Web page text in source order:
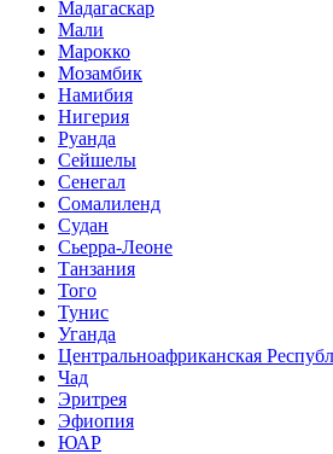
Мадагаскар
Мали
Марокко
Мозамбик
Намибия
Нигерия
Руанда
Сейшелы
Сенегал
Сомалиленд
Судан
Сьерра-Леоне
Танзания
Того
Тунис
Уганда
Центральноафриканская
Чад
Эритрея
Эфиопия
ЮАР